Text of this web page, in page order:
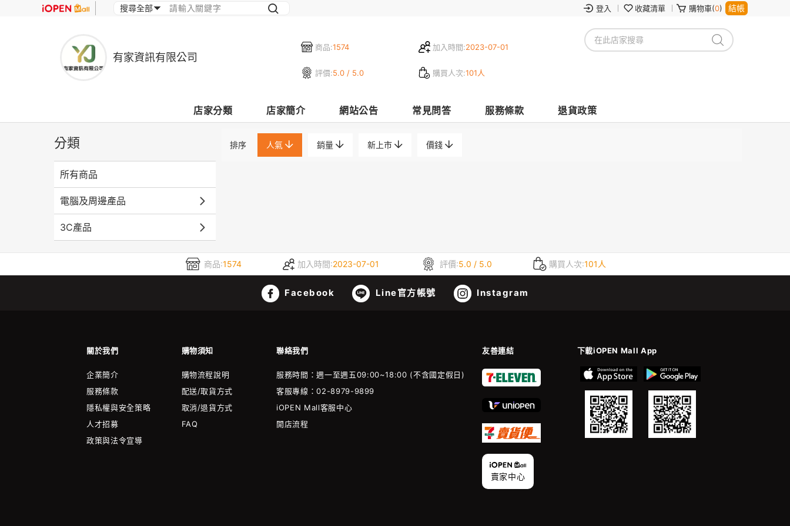
登入 收藏清單 購物車(0) 結帳
商品:1574 加入時間:2023-07-01
評價:5.0 / 5.0 購買人次:101人
有家資訊有限公司
店家分類 店家簡介 網站公告 常見問答 服務條款 退貨政策
分類
所有商品
電腦及周邊產品
3C產品
排序 人氣 銷量 新上市 價錢
商品:1574 加入時間:2023-07-01 評價:5.0 / 5.0 購買人次:101人
Facebook Line官方帳號 Instagram
關於我們 購物須知 聯絡我們 友善連結 下載iOPEN Mall App
企業簡介
服務條款
隱私權與安全策略
人才招募
政策與法令宣導
購物流程說明
配送/取貨方式
取消/退貨方式
FAQ
服務時間：週一至週五09:00~18:00 (不含國定假日)
客服專線：02-8979-9899
iOPEN Mall客服中心
開店流程
賣家中心